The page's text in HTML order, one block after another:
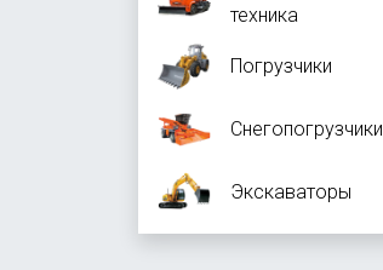
техника
Погрузчики
Снегопогрузчики
Экскаваторы